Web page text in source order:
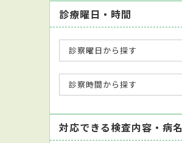
診療曜日・時間
診察曜日から探す
診察時間から探す
対応できる検査内容・病名